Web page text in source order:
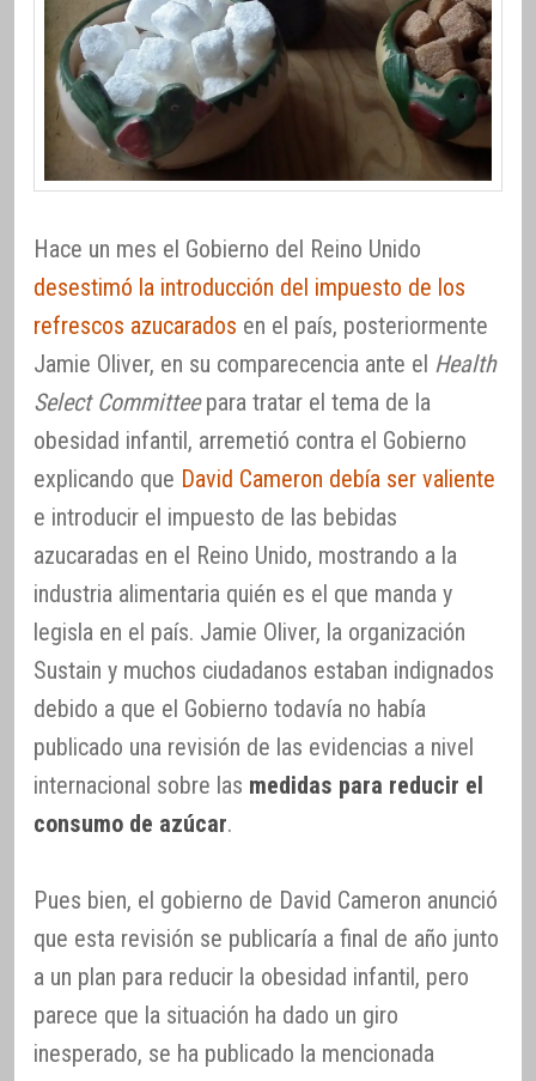
Hace un mes el Gobierno del Reino Unido
desestimó la introducción del impuesto de los
refrescos azucarados en el país, posteriormente
Jamie Oliver, en su comparecencia ante el Health
Select Committeepara tratar el tema de la
obesidad infantil, arremetió contra el Gobierno
explicando que David Cameron debía ser valiente
e introducir el impuesto de las bebidas
azucaradas en el Reino Unido, mostrando a la
industria alimentaria quién es el que manda y
legisla en el país. Jamie Oliver, la organización
Sustain y muchos ciudadanos estaban indignados
debido a que el Gobierno todavía no había
publicado una revisión de las evidencias a nivel
internacional sobre las medidas para reducir el
consumo de azúcar.
Pues bien, el gobierno de David Cameron anunció
que esta revisión se publicaría a final de año junto
a un plan para reducir la obesidad infantil, pero
parece que la situación ha dado un giro
inesperado, se ha publicado la mencionada